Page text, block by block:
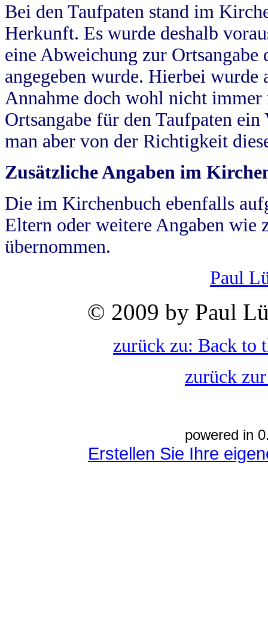
Bei den Taufpaten stand im
Herkunft. Es wurde deshalb
eine Abweichung zur
angegeben wurde. Hierbei wurde
Annahme doch wohl nicht
Ortsangabe für den Taufpaten
man aber von der Richtigkeit
Zusätzliche Angaben im
Die im Kirchenbuch ebenfalls
Eltern oder weitere Angaben wie
übernommen.
Paul
© 2009 by Paul
zurück zu: Back to
zurück
powered in
Erstellen Sie Ihre